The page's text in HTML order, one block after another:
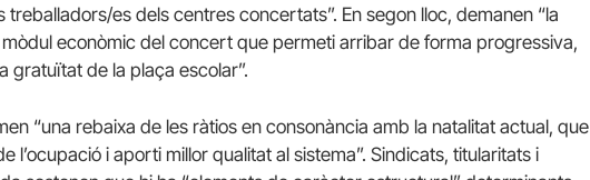
treballadors/es dels centres concertats”. En segon lloc, demanen “la
econòmic del concert que permeti arribar de forma progressiva,
gratuïtat de la plaça escolar”.
“una rebaixa de les ràtios en consonància amb la natalitat actual, que
l’ocupació i aporti millor qualitat al sistema”. Sindicats, titularitats i